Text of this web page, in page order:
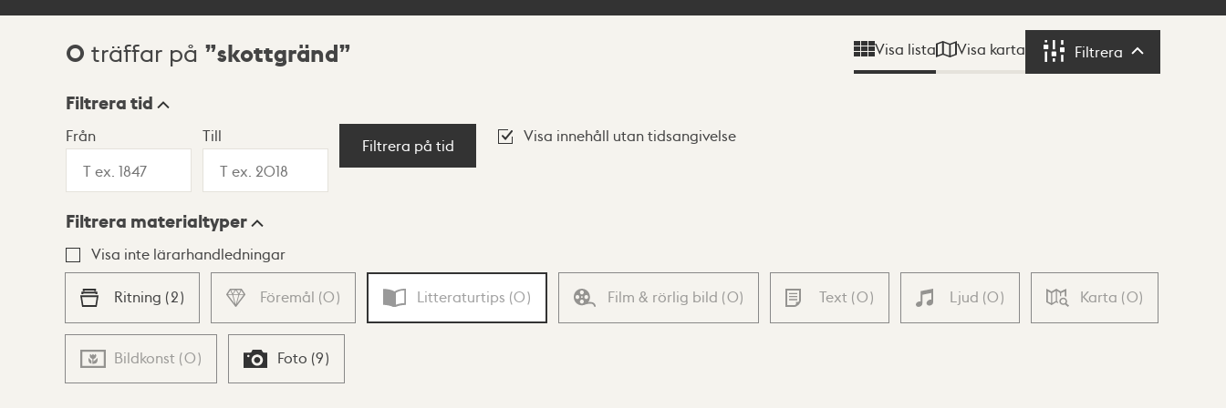
Sökresultat
0 träffar på skottgränd Visa lista Visa karta Filtrera Filtrera
Visningsläge
Lista Karta
Filtrera tid
Från Till
Filtrera på tid
Visa innehåll utan tidsangivelse
Filtrera materialtyper
Visa inte lärarhandledningar
Ritning (2) Föremål (0) Litteraturtips (0) Film & rörlig bild (0) Text (0) Ljud (0) Karta (0)
Bildkonst (0) Foto (9)